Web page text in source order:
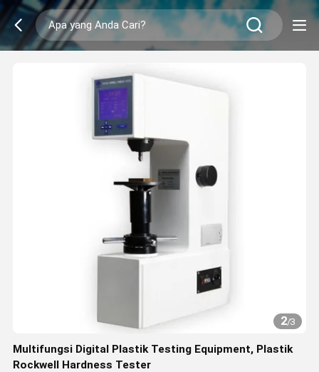
2/3
Multifungsi Digital Plastik Testing Equipment, Plastik
Rockwell Hardness Tester